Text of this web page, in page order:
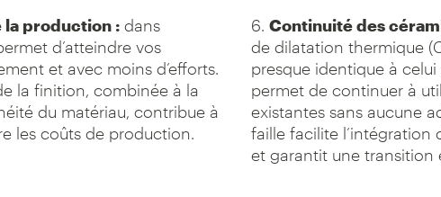
la production : dans
d’atteindre vos
et avec moins d’efforts.
la finition, combinée à la
du matériau, contribue à
les coûts de production.
6. Continuité des
de dilatation thermique
presque identique à
permet de continuer à
existantes sans aucune
faille facilite l’intégration
et garantit une transition